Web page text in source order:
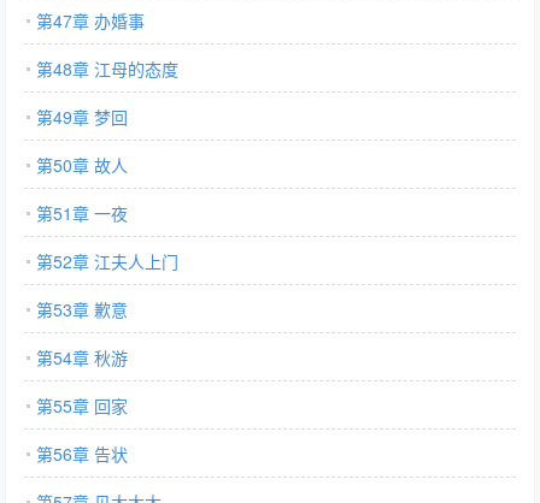
第47章 办婚事
第48章 江母的态度
第49章 梦回
第50章 故人
第51章 一夜
第52章 江夫人上门
第53章 歉意
第54章 秋游
第55章 回家
第56章 告状